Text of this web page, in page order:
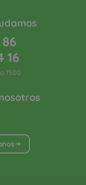
86
16
15:00